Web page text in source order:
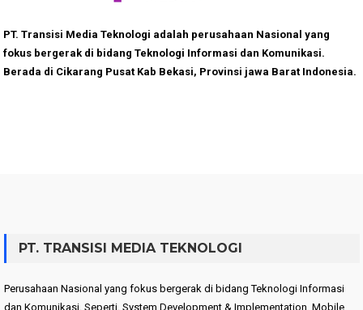
PT. Transisi Media Teknologi adalah perusahaan Nasional yang
fokus bergerak di bidang Teknologi Informasi dan Komunikasi.
Berada di Cikarang Pusat Kab Bekasi, Provinsi jawa Barat Indonesia.
PT. TRANSISI MEDIA TEKNOLOGI
Perusahaan Nasional yang fokus bergerak di bidang Teknologi Informasi
dan Komunikasi. Seperti. System Development & Implementation, Mobile